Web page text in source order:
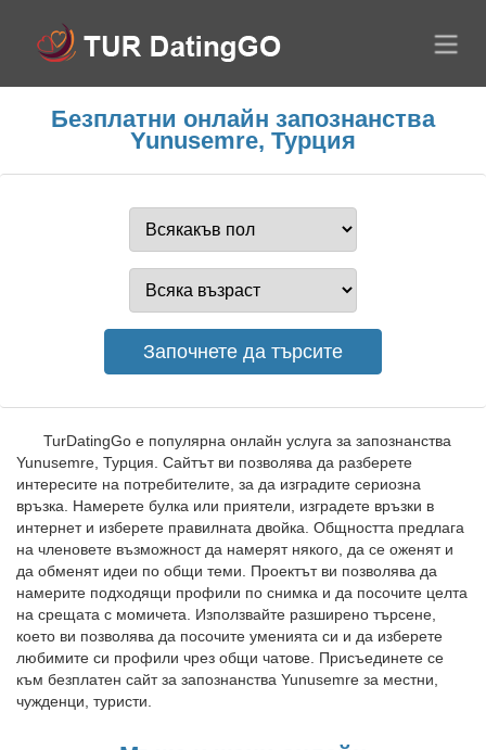
Безплатни онлайн запознанства
Yunusemre, Турция
TurDatingGo е популярна онлайн услуга за запознанства
Yunusemre, Турция. Сайтът ви позволява да разберете
интересите на потребителите, за да изградите сериозна
връзка. Намерете булка или приятели, изградете връзки в
интернет и изберете правилната двойка. Общността предлага
на членовете възможност да намерят някого, да се оженят и
да обменят идеи по общи теми. Проектът ви позволява да
намерите подходящи профили по снимка и да посочите целта
на срещата с момичета. Използвайте разширено търсене,
което ви позволява да посочите уменията си и да изберете
любимите си профили чрез общи чатове. Присъединете се
към безплатен сайт за запознанства Yunusemre за местни,
чужденци, туристи.